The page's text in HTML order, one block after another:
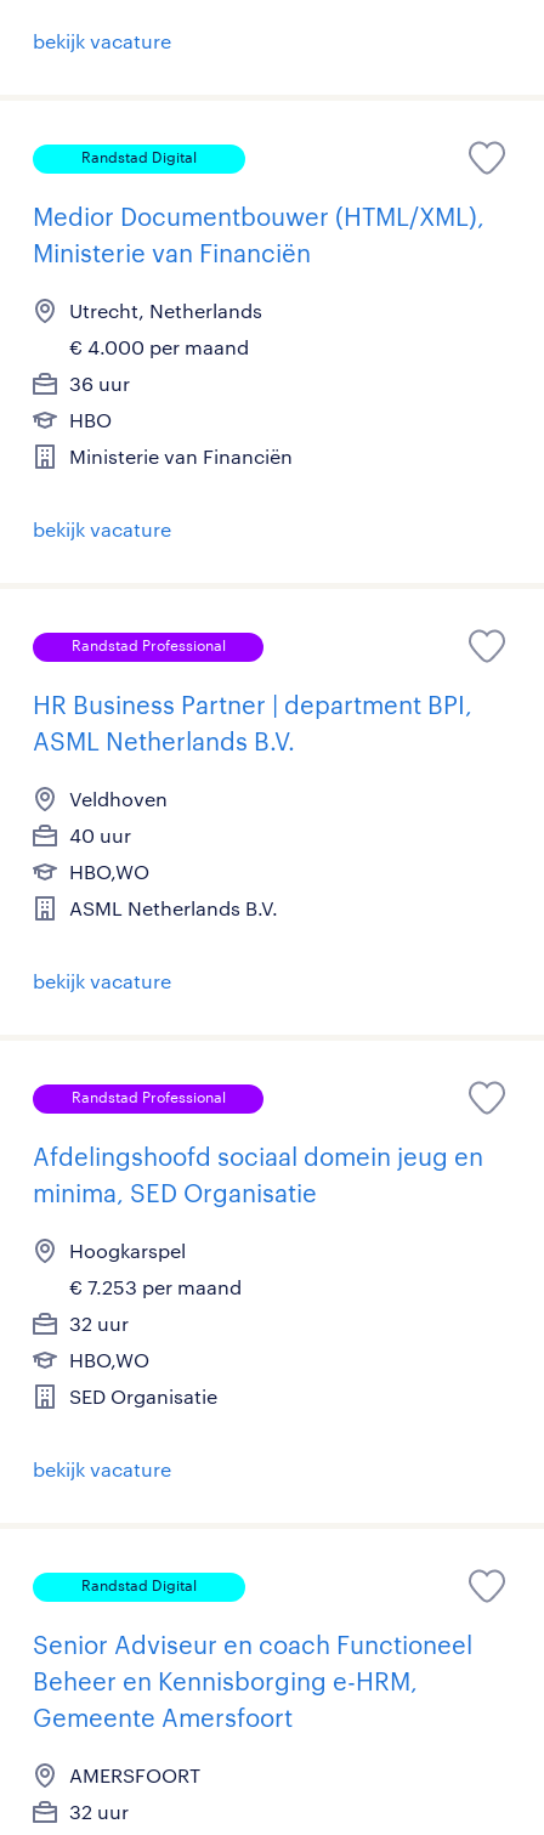
bekijk vacature
Randstad Digital
Medior Documentbouwer (HTML/XML),
Ministerie van Financiën
Utrecht, Netherlands
€ 4.000 per maand
36 uur
HBO
Ministerie van Financiën
bekijk vacature
Randstad Professional
HR Business Partner | department BPI,
ASML Netherlands B.V.
Veldhoven
40 uur
HBO,WO
ASML Netherlands B.V.
bekijk vacature
Randstad Professional
Afdelingshoofd sociaal domein jeug en
minima, SED Organisatie
Hoogkarspel
€ 7.253 per maand
32 uur
HBO,WO
SED Organisatie
bekijk vacature
Randstad Digital
Senior Adviseur en coach Functioneel
Beheer en Kennisborging e-HRM,
Gemeente Amersfoort
AMERSFOORT
32 uur